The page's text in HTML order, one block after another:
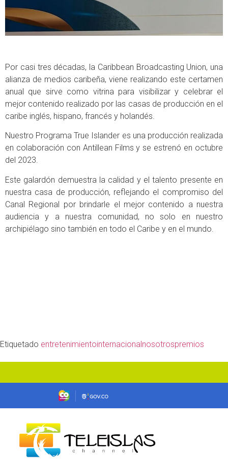
Por casi tres décadas, la Caribbean Broadcasting Union, una
alianza de medios caribeña, viene realizando este certamen
anual que sirve como vitrina para visibilizar y celebrar el
mejor contenido realizado por las casas de producción en el
caribe inglés, hispano, francés y holandés.
Nuestro Programa True Islander es una producción realizada
en colaboración con Antillean Films y se estrenó en octubre
del 2023.
Este galardón demuestra la calidad y el talento presente en
nuestra casa de producción, reflejando el compromiso del
Canal Regional por brindarle el mejor contenido a nuestra
audiencia y a nuestra comunidad, no solo en nuestro
archipiélago sino también en todo el Caribe y en el mundo.
Etiquetado entretenimientointernacionalnosotrospremios